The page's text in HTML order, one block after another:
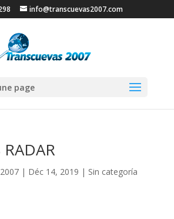
info@transcuevas2007.com
page
| Déc 14, 2019 | Sin categoría